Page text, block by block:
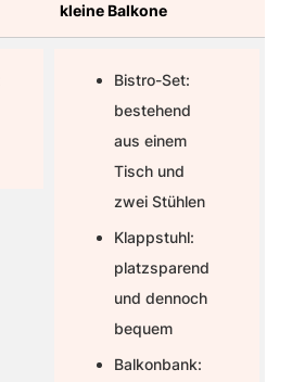
kleine Balkone
Bistro-Set:
bestehend
aus einem
Tisch und
zwei Stühlen
Klappstuhl:
platzsparend
und dennoch
bequem
Balkonbank: